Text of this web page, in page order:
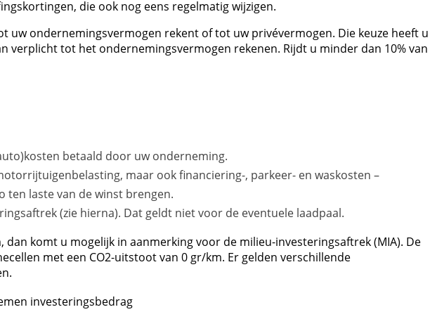
die ook nog eens regelmatig wijzigen.
ondernemingsvermogen rekent of tot uw privévermogen. Die keuze heeft u
tot het ondernemingsvermogen rekenen. Rijdt u minder dan 10% van
betaald door uw onderneming.
maar ook financiering-, parkeer- en waskosten –
ten laste van de winst brengen.
(zie hierna). Dat geldt niet voor de eventuele laadpaal.
komt u mogelijk in aanmerking voor de milieu-investeringsaftrek (MIA). De
met een CO2-uitstoot van 0 gr/km. Er gelden verschillende
investeringsbedrag